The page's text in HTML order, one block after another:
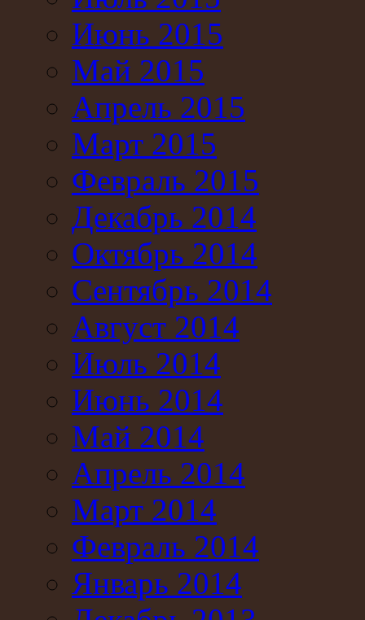
Июнь 2015
Май 2015
Апрель 2015
Март 2015
Февраль 2015
Декабрь 2014
Октябрь 2014
Сентябрь 2014
Август 2014
Июль 2014
Июнь 2014
Май 2014
Апрель 2014
Март 2014
Февраль 2014
Январь 2014